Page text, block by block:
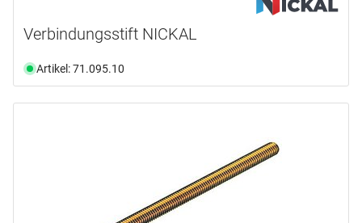
Verbindungsstift NICKAL
Artikel: 71.095.10